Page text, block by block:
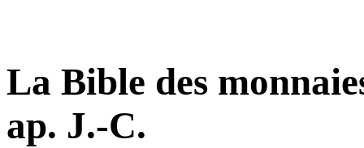
La Bible des
ap. J.-C.